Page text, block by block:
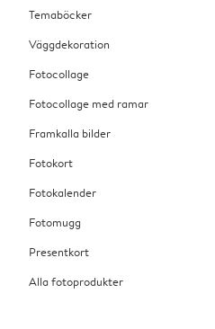
Temaböcker
Väggdekoration
Fotocollage
Fotocollage med ramar
Framkalla bilder
Fotokort
Fotokalender
Fotomugg
Presentkort
Alla fotoprodukter